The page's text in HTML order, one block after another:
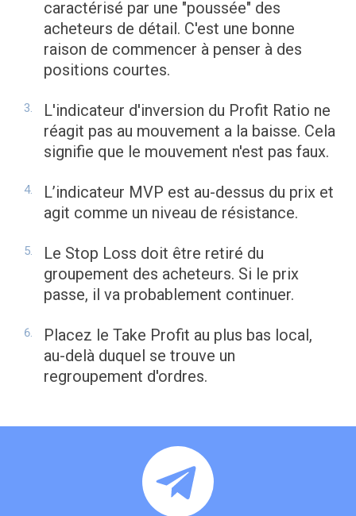
caractérisé par une "poussée" des
acheteurs de détail. C'est une bonne
raison de commencer à penser à des
positions courtes.
L'indicateur d'inversion du Profit Ratio ne
réagit pas au mouvement a la baisse. Cela
signifie que le mouvement n'est pas faux.
L’indicateur MVP est au-dessus du prix et
agit comme un niveau de résistance.
Le Stop Loss doit être retiré du
groupement des acheteurs. Si le prix
passe, il va probablement continuer.
Placez le Take Profit au plus bas local,
au-delà duquel se trouve un
regroupement d'ordres.